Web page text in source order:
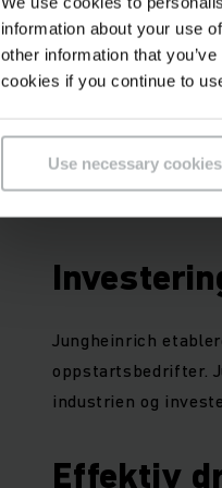
information about your use
other information that
cookies if you continue to
Use necessary
Utvider
Med den nye
selskapet for nye
Jungheinrich
oppstartsbedrifter.
industrien og
Effektiv